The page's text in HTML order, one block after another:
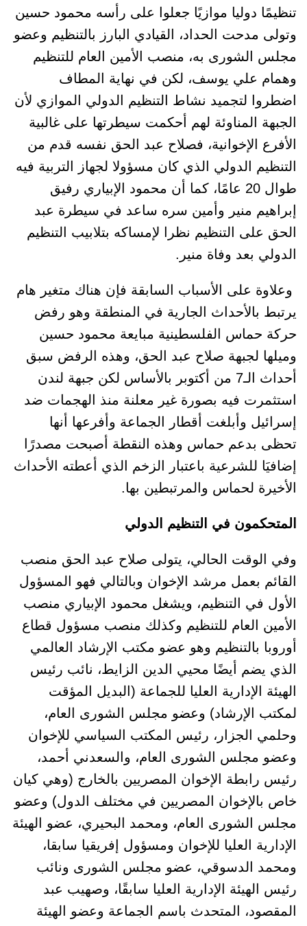
تنظيمًا دوليا موازيًا جعلوا على رأسه محمود حسين
وتولى مدحت الحداد، القيادي البارز بالتنظيم وعضو
مجلس الشورى به، منصب الأمين العام للتنظيم
وهمام علي يوسف، لكن في نهاية المطاف
اضطروا لتجميد نشاط التنظيم الدولي الموازي لأن
الجبهة المناوئة لهم أحكمت سيطرتها على غالبية
الأفرع الإخوانية، فصلاح عبد الحق نفسه قدم من
التنظيم الدولي الذي كان مسؤولا لجهاز التربية فيه
طوال 20 عامًا، كما أن محمود الإبياري رفيق
إبراهيم منير وأمين سره ساعد في سيطرة عبد
الحق على التنظيم نظرا لإمساكه بتلابيب التنظيم
الدولي بعد وفاة منير.
وعلاوة على الأسباب السابقة فإن هناك متغير هام
يرتبط بالأحداث الجارية في المنطقة وهو رفض
حركة حماس الفلسطينية مبايعة محمود حسين
وميلها لجبهة صلاح عبد الحق، وهذه الرفض سبق
أحداث الـ7 من أكتوبر بالأساس لكن جبهة لندن
استثمرت فيه بصورة غير معلنة منذ الهجمات ضد
إسرائيل وأبلغت أقطار الجماعة وأفرعها أنها
تحظى بدعم حماس وهذه النقطة أصبحت مصدرًا
إضافيَا للشرعية باعتبار الزخم الذي أعطته الأحداث
الأخيرة لحماس والمرتبطين بها.
المتحكمون في التنظيم الدولي
وفي الوقت الحالي، يتولى صلاح عبد الحق منصب
القائم بعمل مرشد الإخوان وبالتالي فهو المسؤول
الأول في التنظيم، ويشغل محمود الإبياري منصب
الأمين العام للتنظيم وكذلك منصب مسؤول قطاع
أوروبا بالتنظيم وهو عضو مكتب الإرشاد العالمي
الذي يضم أيضًا محيي الدين الزايط، نائب رئيس
الهيئة الإدارية العليا للجماعة (البديل المؤقت
لمكتب الإرشاد) وعضو مجلس الشورى العام،
وحلمي الجزار، رئيس المكتب السياسي للإخوان
وعضو مجلس الشورى العام، والسعدني أحمد،
رئيس رابطة الإخوان المصريين بالخارج (وهي كيان
خاص بالإخوان المصريين في مختلف الدول) وعضو
مجلس الشورى العام، ومحمد البحيري، عضو الهيئة
الإدارية العليا للإخوان ومسؤول إفريقيا سابقا،
ومحمد الدسوقي، عضو مجلس الشورى ونائب
رئيس الهيئة الإدارية العليا سابقًا، وصهيب عبد
المقصود، المتحدث باسم الجماعة وعضو الهيئة